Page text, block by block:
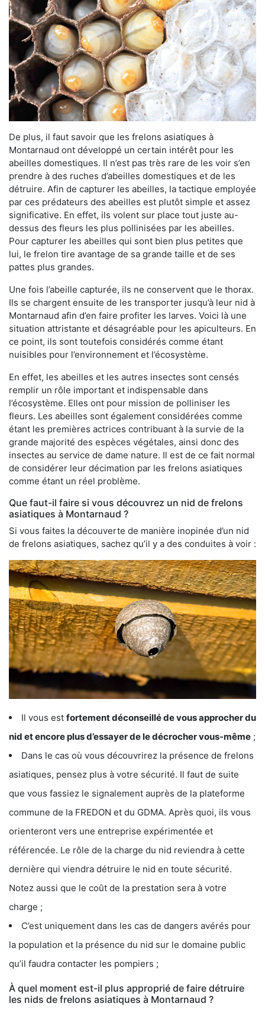
De plus, il faut savoir que les frelons asiatiques à
Montarnaud ont développé un certain intérêt pour les
abeilles domestiques. Il n’est pas très rare de les voir s’en
prendre à des ruches d’abeilles domestiques et de les
détruire. Afin de capturer les abeilles, la tactique employée
par ces prédateurs des abeilles est plutôt simple et assez
significative. En effet, ils volent sur place tout juste au-
dessus des fleurs les plus pollinisées par les abeilles.
Pour capturer les abeilles qui sont bien plus petites que
lui, le frelon tire avantage de sa grande taille et de ses
pattes plus grandes.
Une fois l’abeille capturée, ils ne conservent que le thorax.
Ils se chargent ensuite de les transporter jusqu’à leur nid à
Montarnaud afin d’en faire profiter les larves. Voici là une
situation attristante et désagréable pour les apiculteurs. En
ce point, ils sont toutefois considérés comme étant
nuisibles pour l’environnement et l’écosystème.
En effet, les abeilles et les autres insectes sont censés
remplir un rôle important et indispensable dans
l’écosystème. Elles ont pour mission de polliniser les
fleurs. Les abeilles sont également considérées comme
étant les premières actrices contribuant à la survie de la
grande majorité des espèces végétales, ainsi donc des
insectes au service de dame nature. Il est de ce fait normal
de considérer leur décimation par les frelons asiatiques
comme étant un réel problème.
Que faut-il faire si vous découvrez un nid de frelons
asiatiques à Montarnaud ?
Si vous faites la découverte de manière inopinée d’un nid
de frelons asiatiques, sachez qu’il y a des conduites à voir :
Il vous est fortement déconseillé de vous approcher du
nid et encore plus d’essayer de le décrocher vous-même ;
Dans le cas où vous découvrirez la présence de frelons
asiatiques, pensez plus à votre sécurité. Il faut de suite
que vous fassiez le signalement auprès de la plateforme
commune de la FREDON et du GDMA. Après quoi, ils vous
orienteront vers une entreprise expérimentée et
référencée. Le rôle de la charge du nid reviendra à cette
dernière qui viendra détruire le nid en toute sécurité.
Notez aussi que le coût de la prestation sera à votre
charge ;
C’est uniquement dans les cas de dangers avérés pour
la population et la présence du nid sur le domaine public
qu’il faudra contacter les pompiers ;
À quel moment est-il plus approprié de faire détruire
les nids de frelons asiatiques à Montarnaud ?